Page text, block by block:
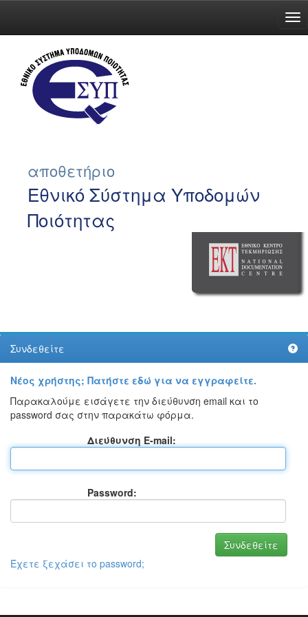
navigation
αποθετήριο
Εθνικό Σύστημα Υποδομών
Ποιότητας
Συνδεθείτε
Νέος χρήστης; Πατήστε εδώ για να εγγραφείτε.
Παρακαλούμε εισάγετε την διεύθυνση email και το
password σας στην παρακάτω φόρμα.
Διεύθυνση E-mail:
Password:
Έχετε ξεχάσει το password;